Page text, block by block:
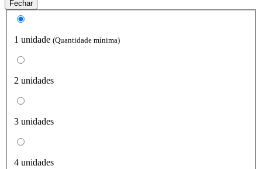
Fechar
1 unidade (Quantidade mínima)
2 unidades
3 unidades
4 unidades